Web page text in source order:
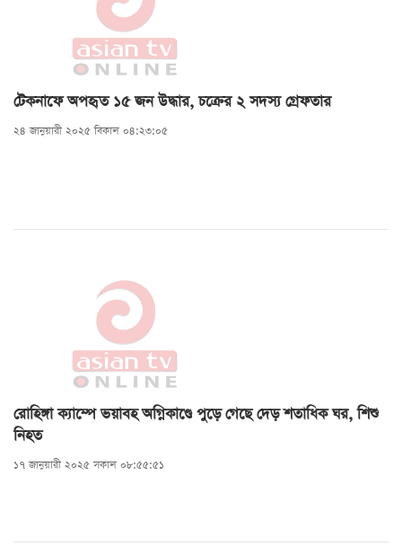
টেকনাফে অপহৃত ১৫ জন উদ্ধার, চক্রের ২ সদস্য গ্রেফতার
২৪ জানুয়ারী ২০২৫ বিকাল ০৪:২৩:০৫
রোহিঙ্গা ক্যাম্পে ভয়াবহ অগ্নিকাণ্ডে পুড়ে গেছে দেড় শতাধিক ঘর, শিশু
নিহত
১৭ জানুয়ারী ২০২৫ সকাল ০৮:৫৫:৫১